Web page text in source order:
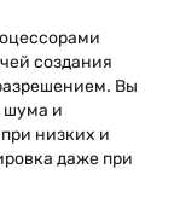
создания
Вы
шума и
низких и
даже при